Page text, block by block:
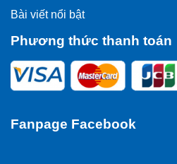
Bài viết nổi bật
Phương thức thanh toán
Fanpage Facebook